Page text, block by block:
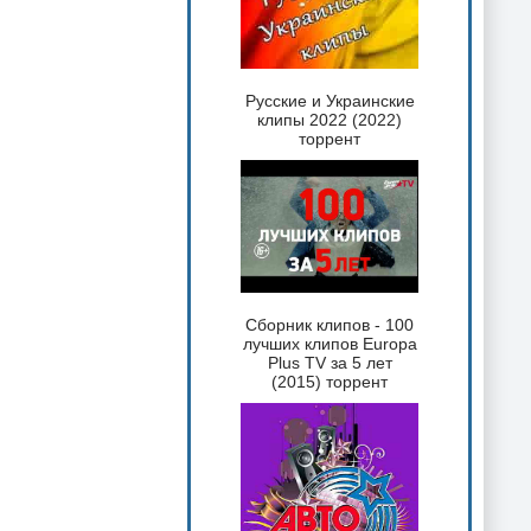
Русские и Украинские
клипы 2022 (2022)
торрент
Сборник клипов - 100
лучших клипов Europa
Plus TV за 5 лет
(2015) торрент